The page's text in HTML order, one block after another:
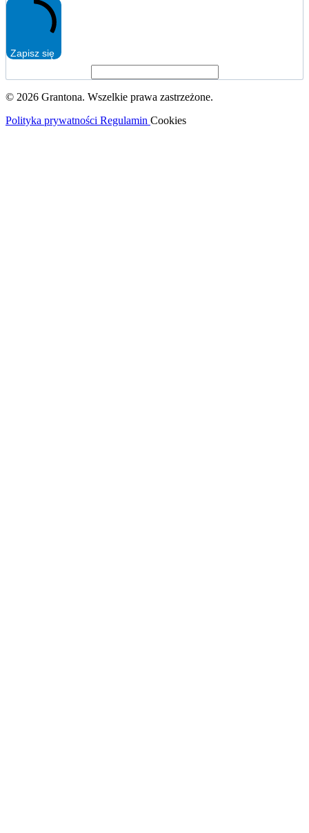
Zapisz się
© 2026 Grantona. Wszelkie prawa zastrzeżone.
Polityka prywatności Regulamin Cookies